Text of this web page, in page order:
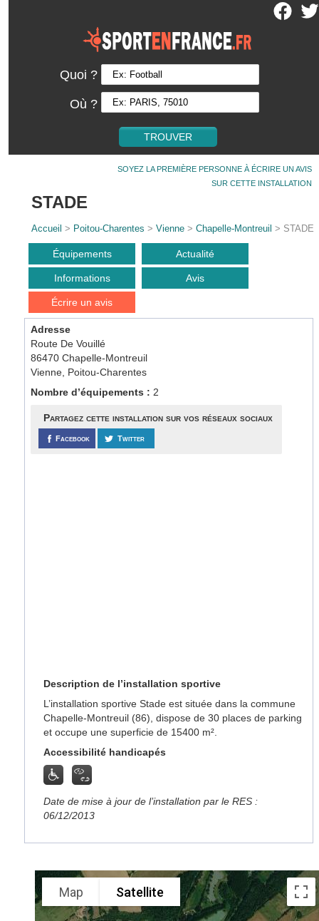
Quoi ?
Où ?
SOYEZ LA PREMIÈRE PERSONNE À ÉCRIRE UN AVIS
SUR CETTE INSTALLATION
STADE
Accueil > Poitou-Charentes >Vienne >Chapelle-Montreuil > STADE
Équipements Actualité
Informations Avis
Écrire un avis
Adresse
Route De Vouillé
86470 Chapelle-Montreuil
Vienne, Poitou-Charentes
Nombre d’équipements : 2
Partagez cette installation sur vos réseaux sociaux
Facebook Twitter
Description de l’installation sportive
L’installation sportive Stade est située dans la commune
Chapelle-Montreuil (86), dispose de 30 places de parking
et occupe une superficie de 15400 m².
Accessibilité handicapés
Date de mise à jour de l’installation par le RES :
06/12/2013
Map Satellite